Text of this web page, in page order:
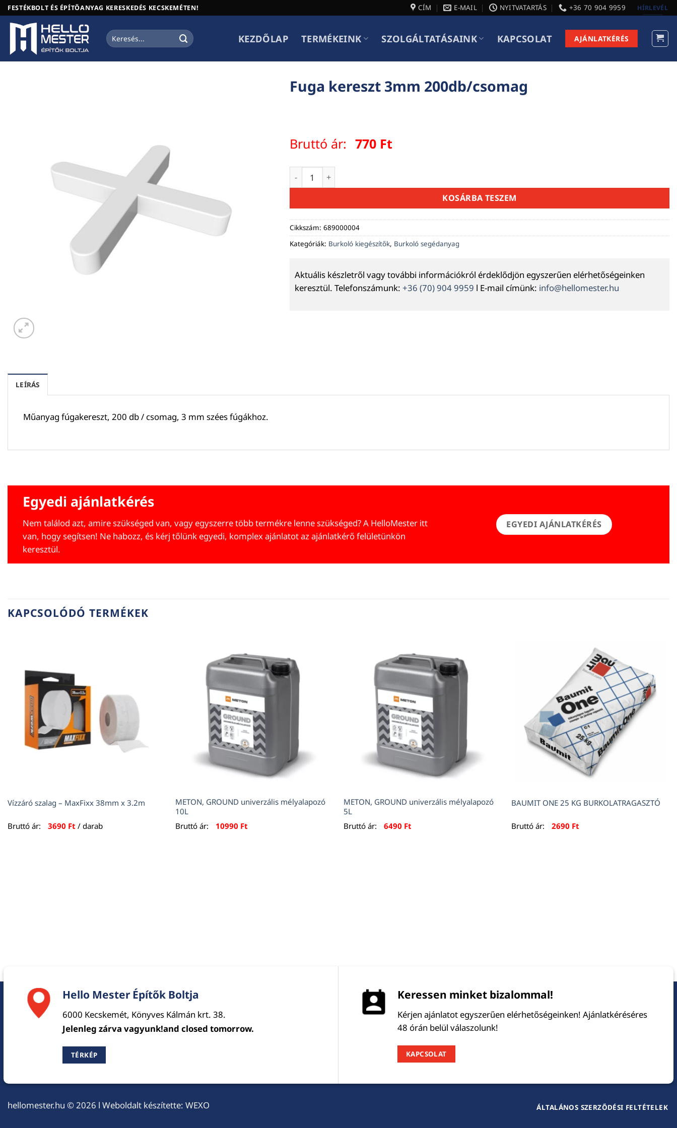
Skip
to
content
FESTÉKBOLT ÉS ÉPÍTŐANYAG KERESKEDÉS KECSKEMÉTEN! CÍM E-MAIL NYITVATARTÁS +36 70 904 9959 HÍRLEVÉL
Keresés
a
KEZDŐLAP TERMÉKEINK SZOLGÁLTATÁSAINK KAPCSOLAT AJÁNLATKÉRÉS
Fuga kereszt 3mm 200db/csomag
Bruttó ár: 770 Ft
Fuga kereszt 3mm 200db/csomag mennyiség
KOSÁRBA TESZEM
Cikkszám: 689000004
Kategóriák: Burkoló kiegészítők, Burkoló segédanyag
Aktuális készletről vagy további információkról érdeklődjön egyszerűen elérhetőségeinken
keresztül. Telefonszámunk: +36 (70) 904 9959 l E-mail címünk: info@hellomester.hu
LEÍRÁS
Műanyag fúgakereszt, 200 db / csomag, 3 mm szées fúgákhoz.
Egyedi ajánlatkérés
Nem találod azt, amire szükséged van, vagy egyszerre több termékre lenne szükséged? A HelloMester itt
van, hogy segítsen! Ne habozz, és kérj tőlünk egyedi, komplex ajánlatot az ajánlatkérő felületünkön
keresztül.
EGYEDI AJÁNLATKÉRÉS
KAPCSOLÓDÓ TERMÉKEK
Vízzáró szalag – MaxFixx 38mm x 3.2m
Bruttó ár: 3690 Ft / darab
METON, GROUND univerzális mélyalapozó
10L
Bruttó ár:
10990 Ft
METON, GROUND univerzális mélyalapozó
5L
Bruttó ár:
6490 Ft
BAUMIT ONE 25 KG BURKOLATRAGASZTÓ
Bruttó ár: 2690 Ft
Hello Mester Építők Boltja
6000 Kecskemét, Könyves Kálmán krt. 38.
Jelenleg zárva vagyunk!and closed tomorrow.
TÉRKÉP
Keressen minket bizalommal!
Kérjen ajánlatot egyszerűen elérhetőségeinken! Ajánlatkéréséres
48 órán belül válaszolunk!
KAPCSOLAT
hellomester.hu © 2026 l Weboldalt készítette: WEXO ÁLTALÁNOS SZERZŐDÉSI FELTÉTELEK